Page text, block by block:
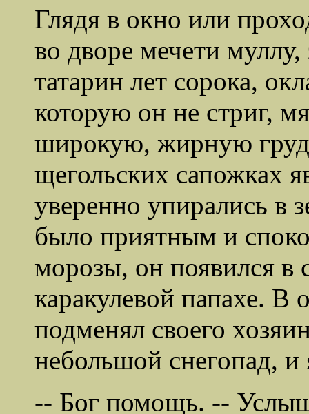
Глядя в окно или
во дворе мечети
татарин лет сорока,
которую он не стриг,
широкую, жирную
щегольских сапожках
уверенно упирались в
было приятным и
морозы, он появился в
каракулевой папахе. В
подменял своего
небольшой снегопад, и
-- Бог помощь. --